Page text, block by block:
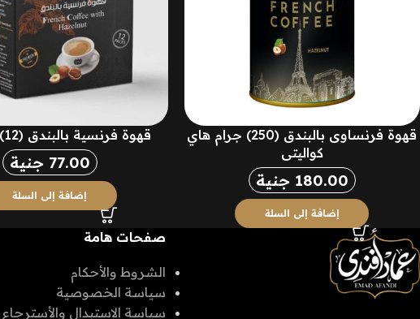
قهوة فرنساوى بالبندق (250) جرام هاي
كواليتي
180.00 جنية
إضافة إلى السلة
قهوة فرنسية بالبندق (12) ساشيت
77.00 جنية
إضافة إلى السلة
صفحات هامة
الشروط والأحكام
سياسة الخصوصية
سياسة الاستبدال والأسترجاع